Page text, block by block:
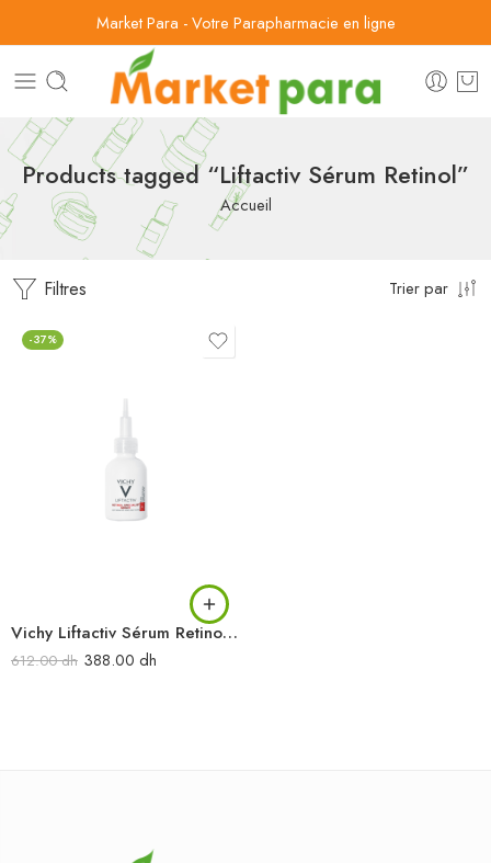
Market Para - Votre Parapharmacie en ligne
Products tagged “Liftactiv Sérum Retinol”
Accueil
Filtres Trier par
-37%
Vichy Liftactiv Sérum Retinol Specialist 30 ml
612.00dh 388.00 dh